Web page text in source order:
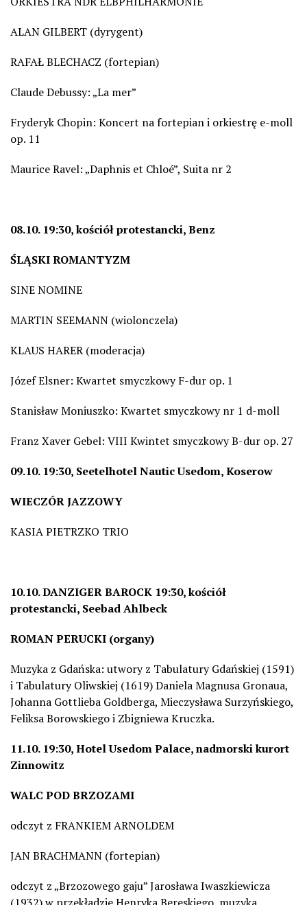
ALAN GILBERT (dyrygent)
RAFAŁ BLECHACZ (fortepian)
Claude Debussy: „La mer”
Fryderyk Chopin: Koncert na fortepian i orkiestrę e-moll
op. 11
Maurice Ravel: „Daphnis et Chloé”, Suita nr 2
08.10. 19:30, kościół protestancki, Benz
ŚLĄSKI ROMANTYZM
SINE NOMINE
MARTIN SEEMANN (wiolonczela)
KLAUS HARER (moderacja)
Józef Elsner: Kwartet smyczkowy F-dur op. 1
Stanisław Moniuszko: Kwartet smyczkowy nr 1 d-moll
Franz Xaver Gebel: VIII Kwintet smyczkowy B-dur op. 27
09.10. 19:30, Seetelhotel Nautic Usedom, Koserow
WIECZÓR JAZZOWY
KASIA PIETRZKO TRIO
10.10. DANZIGER BAROCK 19:30, kościół
protestancki, Seebad Ahlbeck
ROMAN PERUCKI (organy)
Muzyka z Gdańska: utwory z Tabulatury Gdańskiej (1591)
i Tabulatury Oliwskiej (1619) Daniela Magnusa Gronaua,
Johanna Gottlieba Goldberga, Mieczysława Surzyńskiego,
Feliksa Borowskiego i Zbigniewa Kruczka.
11.10. 19:30, Hotel Usedom Palace, nadmorski kurort
Zinnowitz
WALC POD BRZOZAMI
odczyt z FRANKIEM ARNOLDEM
JAN BRACHMANN (fortepian)
odczyt z „Brzozowego gaju” Jarosława Iwaszkiewicza